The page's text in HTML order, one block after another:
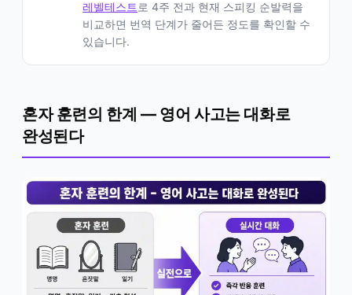
레벨테스트 로 4주 전과 현재 스피킹 순발력을
비교하면 번역 단계가 줄어든 정도를 확인할 수
있습니다.
혼자 훈련의 한계 — 영어 사고는 대화로
완성된다